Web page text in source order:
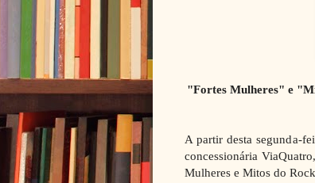
"Fortes Mulheres" e
A partir desta segunda-
concessionária
Mulheres e Mitos do